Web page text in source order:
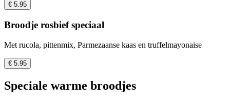
€ 5.95
Broodje rosbief speciaal
Met rucola, pittenmix, Parmezaanse kaas en truffelmayonaise
€ 5.95
Speciale warme broodjes